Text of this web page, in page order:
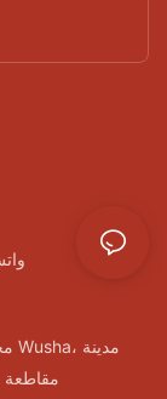
واتس